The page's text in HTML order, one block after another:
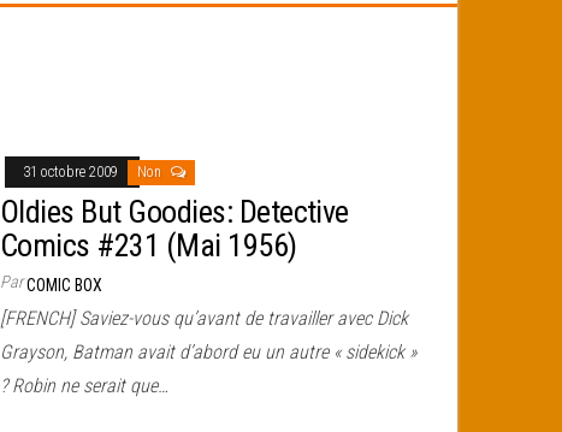
31 octobre 2009 Non
Oldies But Goodies: Detective
Comics #231 (Mai 1956)
ParCOMIC BOX
[FRENCH] Saviez-vous qu’avant de travailler avec Dick
Grayson, Batman avait d’abord eu un autre « sidekick »
? Robin ne serait que…